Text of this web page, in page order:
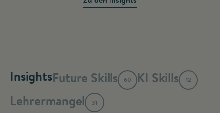
InsightsFuture Skills 60 KI Skills 12
Lehrermangel 31